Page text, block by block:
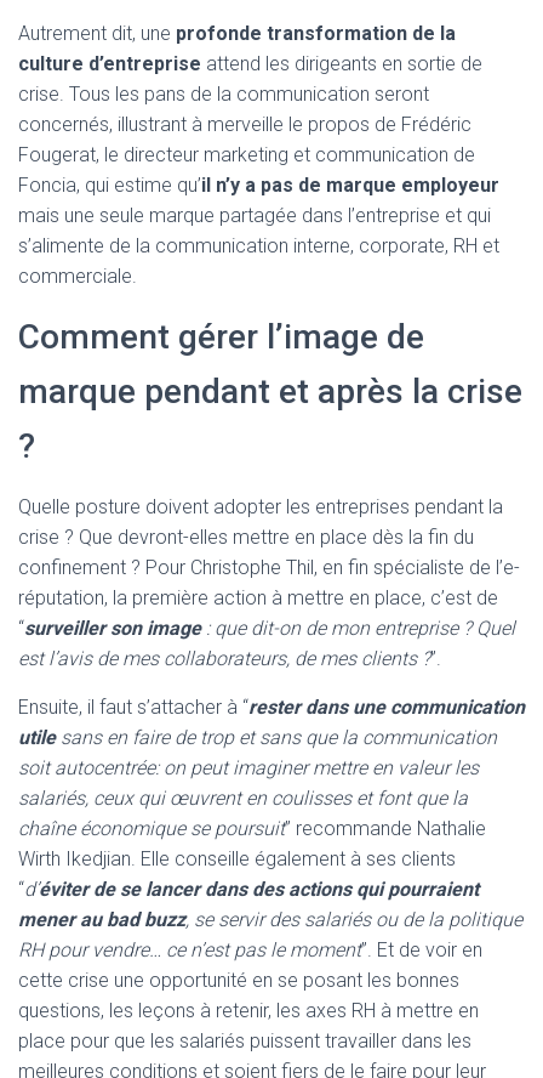
Autrement dit, une profonde transformation de la
culture d’entreprise attend les dirigeants en sortie de
crise. Tous les pans de la communication seront
concernés, illustrant à merveille le propos de Frédéric
Fougerat, le directeur marketing et communication de
Foncia, qui estime qu’il n’y a pas de marque employeur
mais une seule marque partagée dans l’entreprise et qui
s’alimente de la communication interne, corporate, RH et
commerciale.
Comment gérer l’image de
marque pendant et après la crise
?
Quelle posture doivent adopter les entreprises pendant la
crise ? Que devront-elles mettre en place dès la fin du
confinement ? Pour Christophe Thil, en fin spécialiste de l’e-
réputation, la première action à mettre en place, c’est de
“surveiller son image: que dit-on de mon entreprise ? Quel
est l’avis de mes collaborateurs, de mes clients ?”.
Ensuite, il faut s’attacher à “rester dans une communication
utilesans en faire de trop et sans que la communication
soit autocentrée: on peut imaginer mettre en valeur les
salariés, ceux qui œuvrent en coulisses et font que la
chaîne économique se poursuit” recommande Nathalie
Wirth Ikedjian. Elle conseille également à ses clients
“d’éviter de se lancer dans des actions qui pourraient
mener au bad buzz, se servir des salariés ou de la politique
RH pour vendre… ce n’est pas le moment”. Et de voir en
cette crise une opportunité en se posant les bonnes
questions, les leçons à retenir, les axes RH à mettre en
place pour que les salariés puissent travailler dans les
meilleures conditions et soient fiers de le faire pour leur